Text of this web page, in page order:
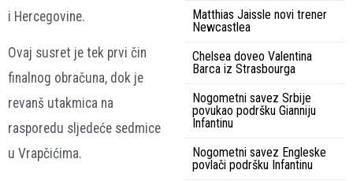
i Hercegovine.
Ovaj susret je tek prvi čin
finalnog obračuna, dok je
revanš utakmica na
rasporedu sljedeće sedmice
u Vrapčićima.
Matthias Jaissle novi trener
Newcastlea
Chelsea doveo Valentina
Barca iz Strasbourga
Nogometni savez Srbije
povukao podršku Gianniju
Infantinu
Nogometni savez Engleske
povlači podršku Infantinu